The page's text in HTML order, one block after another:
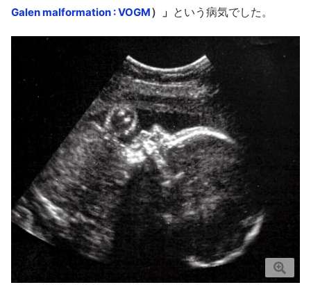
Galen malformation : VOGM）」 という病気でした。